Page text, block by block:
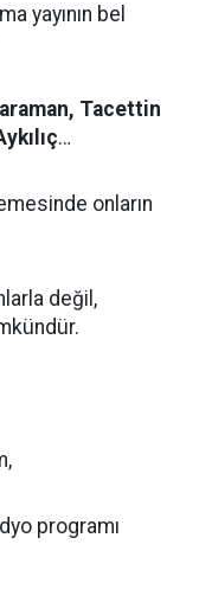
yayının bel
Tacettin
…
onların
değil,
programı